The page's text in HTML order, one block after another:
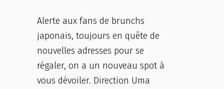
Alerte aux fans de brunchs
japonais, toujours en quête de
nouvelles adresses pour se
régaler, on a un nouveau spot à
vous dévoiler. Direction Uma